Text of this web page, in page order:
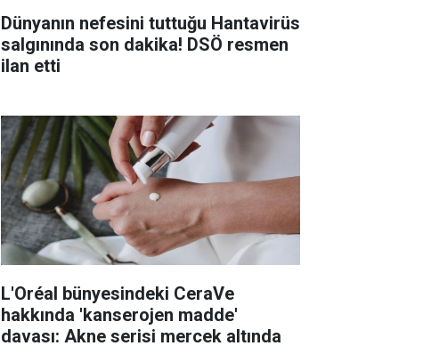
Dünyanın nefesini tuttuğu Hantavirüs
salgınında son dakika! DSÖ resmen
ilan etti
L'Oréal bünyesindeki CeraVe
hakkında 'kanserojen madde'
davası: Akne serisi mercek altında